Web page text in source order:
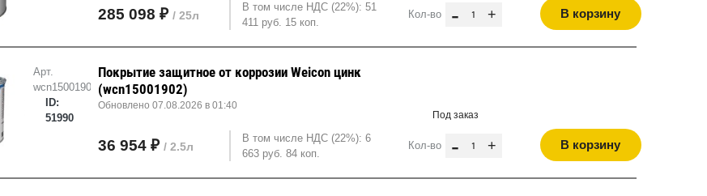
285 098 ₽/ 25л
В том числе НДС (22%): 51
411 руб. 15 коп.
Кол-во - + В корзину
Арт.
wcn15001902
ID:
51990
Покрытие защитное от коррозии Weicon цинк
(wcn15001902)
Обновлено 07.08.2026 в 01:40
36 954 ₽/ 2.5л
В том числе НДС (22%): 6
663 руб. 84 коп.
Под заказ
Кол-во - + В корзину